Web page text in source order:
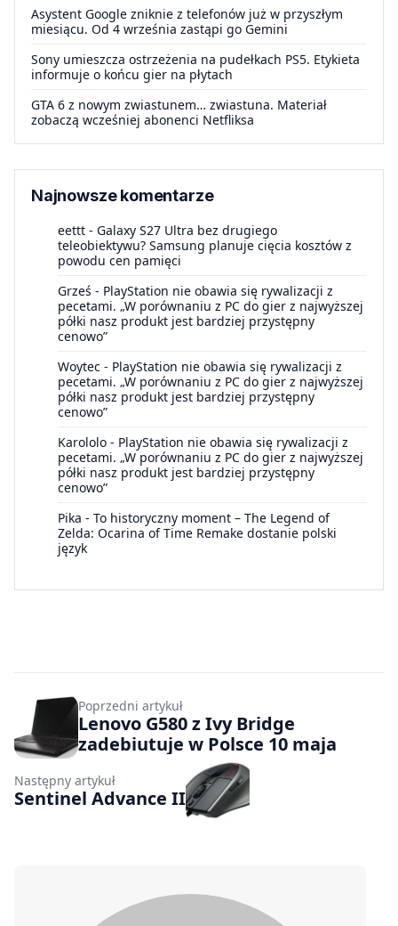
Asystent Google zniknie z telefonów już w przyszłym
miesiącu. Od 4 września zastąpi go Gemini
Sony umieszcza ostrzeżenia na pudełkach PS5. Etykieta
informuje o końcu gier na płytach
GTA 6 z nowym zwiastunem… zwiastuna. Materiał
zobaczą wcześniej abonenci Netfliksa
Najnowsze komentarze
eettt - Galaxy S27 Ultra bez drugiego
teleobiektywu? Samsung planuje cięcia kosztów z
powodu cen pamięci
Grześ - PlayStation nie obawia się rywalizacji z
pecetami. „W porównaniu z PC do gier z najwyższej
półki nasz produkt jest bardziej przystępny
cenowo”
Woytec - PlayStation nie obawia się rywalizacji z
pecetami. „W porównaniu z PC do gier z najwyższej
półki nasz produkt jest bardziej przystępny
cenowo”
Karololo - PlayStation nie obawia się rywalizacji z
pecetami. „W porównaniu z PC do gier z najwyższej
półki nasz produkt jest bardziej przystępny
cenowo”
Pika - To historyczny moment – The Legend of
Zelda: Ocarina of Time Remake dostanie polski
język
Poprzedni artykuł
Lenovo G580 z Ivy Bridge
zadebiutuje w Polsce 10 maja
Następny artykuł
Sentinel Advance II